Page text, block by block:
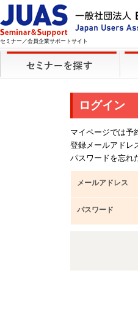
セミナー／会員企業サポートサイト
ログイン
マイページでは予
登録メールアドレ
パスワードを忘れ
メールアドレス
パスワード